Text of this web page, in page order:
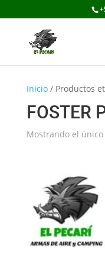
Inicio/ Productos
FOSTER
Mostrando el